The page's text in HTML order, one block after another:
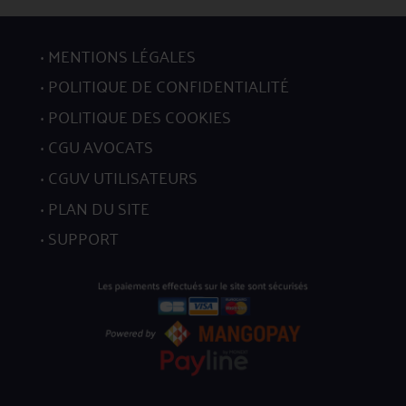
MENTIONS LÉGALES
POLITIQUE DE CONFIDENTIALITÉ
POLITIQUE DES COOKIES
CGU AVOCATS
CGUV UTILISATEURS
PLAN DU SITE
SUPPORT